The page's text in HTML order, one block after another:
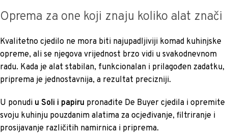
Oprema za one koji znaju koliko alat znači
Kvalitetno cjedilo ne mora biti najupadljiviji komad kuhinjske
opreme, ali se njegova vrijednost brzo vidi u svakodnevnom
radu. Kada je alat stabilan, funkcionalan i prilagođen zadatku,
priprema je jednostavnija, a rezultat precizniji.
U ponudi u Soli i papiru pronađite De Buyer cjedila i opremite
svoju kuhinju pouzdanim alatima za ocjeđivanje, filtriranje i
prosijavanje različitih namirnica i priprema.